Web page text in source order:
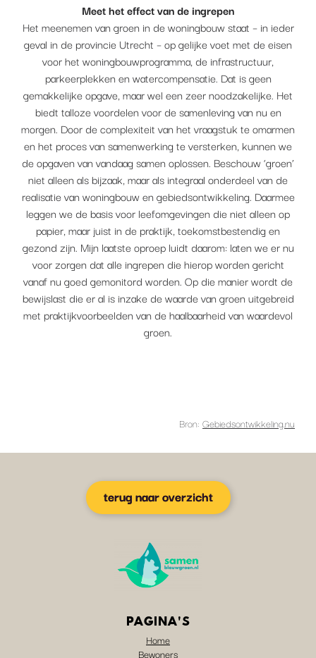
Meet het effect van de ingrepen
Het meenemen van groen in de woningbouw staat – in ieder
geval in de provincie Utrecht – op gelijke voet met de eisen
voor het woningbouwprogramma, de infrastructuur,
parkeerplekken en watercompensatie. Dat is geen
gemakkelijke opgave, maar wel een zeer noodzakelijke. Het
biedt talloze voordelen voor de samenleving van nu en
morgen. Door de complexiteit van het vraagstuk te omarmen
en het proces van samenwerking te versterken, kunnen we
de opgaven van vandaag samen oplossen. Beschouw ‘groen’
niet alleen als bijzaak, maar als integraal onderdeel van de
realisatie van woningbouw en gebiedsontwikkeling. Daarmee
leggen we de basis voor leefomgevingen die niet alleen op
papier, maar juist in de praktijk, toekomstbestendig en
gezond zijn. Mijn laatste oproep luidt daarom: laten we er nu
voor zorgen dat alle ingrepen die hierop worden gericht
vanaf nu goed gemonitord worden. Op die manier wordt de
bewijslast die er al is inzake de waarde van groen uitgebreid
met praktijkvoorbeelden van de haalbaarheid van waardevol
groen.
Bron: Gebiedsontwikkeling.nu
terug naar overzicht
PAGINA'S
Home
Bewoners